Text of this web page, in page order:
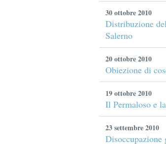
30 ottobre 2010
Distribuzione
Salerno
20 ottobre 2010
Obiezione di
19 ottobre 2010
Il Permaloso e
23 settembre 2010